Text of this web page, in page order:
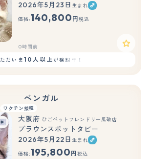
もっと見る
2026年5月23日 生まれ
価格:140,800 円 税込
0時間前
ただいま 10人以上が検討中！
ベンガル
ワクチン接種
もっと見る
大阪府 ひごペットフレンドリー瓜破店
ブラウンスポットタビー
2026年5月22日 生まれ
価格:195,800 円 税込